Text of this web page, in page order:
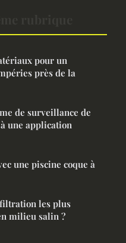
pour un
près de la
de surveillance de
une application
une piscine coque à
les plus
milieu salin ?